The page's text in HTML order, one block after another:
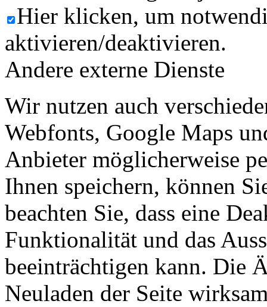
Hier klicken, um
aktivieren/deaktivieren.
Andere externe Dienste
Wir nutzen auch
Webfonts, Google Maps
Anbieter möglicherweise
Ihnen speichern, können
beachten Sie, dass eine
Funktionalität und das
beeinträchtigen kann. Die
Neuladen der Seite